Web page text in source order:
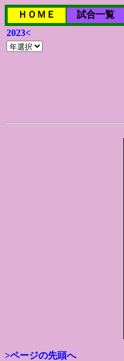
ＨＯＭＥ 試合一覧
2023<
>ページの先頭へ